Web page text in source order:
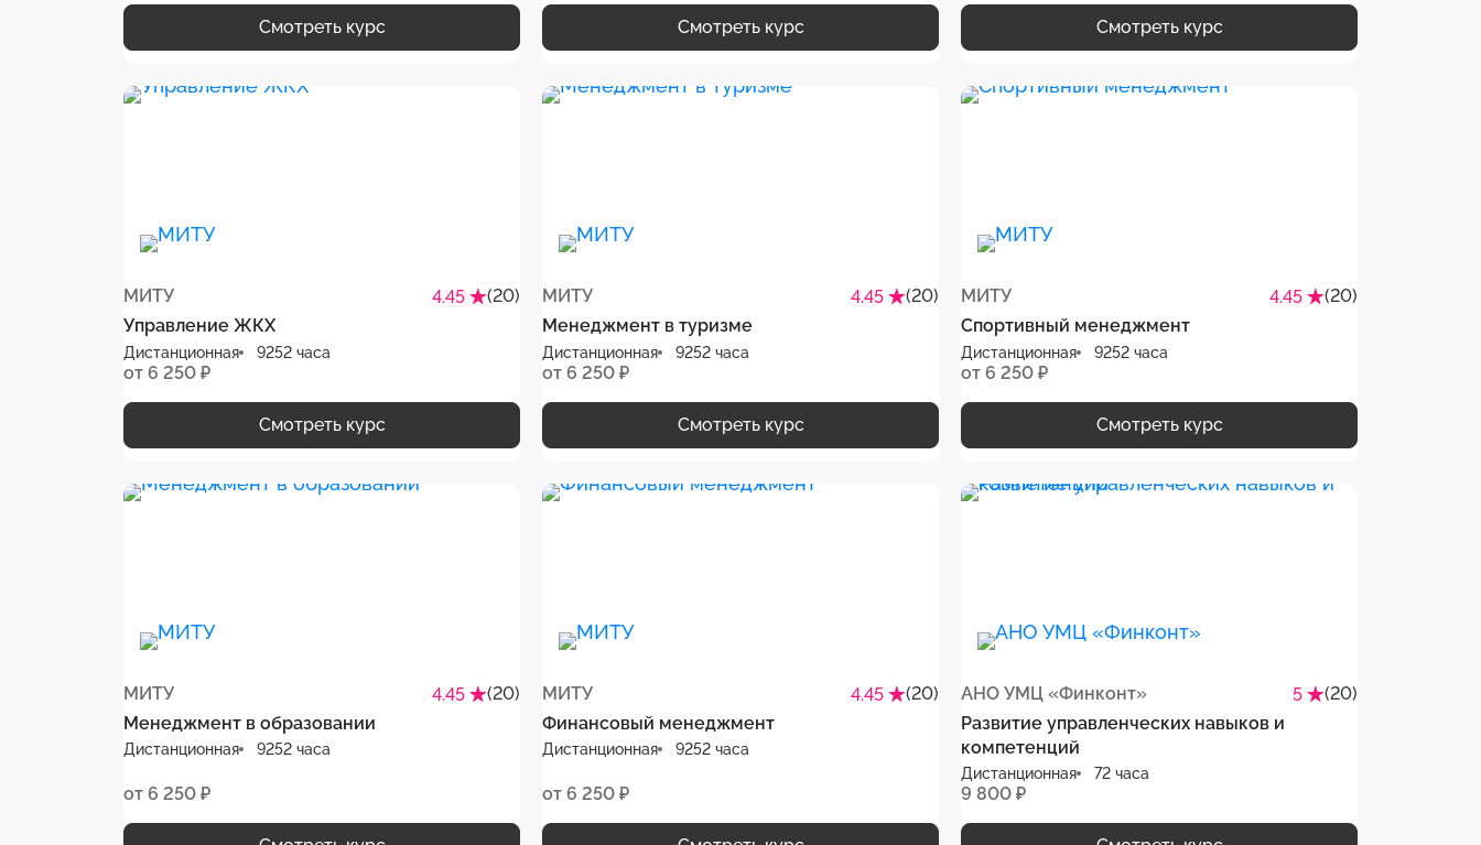
Смотреть курс Смотреть курс Смотреть курс
МИТУ 4.45
(20)
Управление ЖКХ
Дистанционная 9252 часа
от 6 250 ₽
Смотреть курс
МИТУ 4.45
(20)
Менеджмент в туризме
Дистанционная 9252 часа
от 6 250 ₽
Смотреть курс
МИТУ 4.45
(20)
Спортивный менеджмент
Дистанционная 9252 часа
от 6 250 ₽
Смотреть курс
МИТУ 4.45
(20)
Менеджмент в образовании
Дистанционная 9252 часа
от 6 250 ₽
МИТУ 4.45
(20)
Финансовый менеджмент
Дистанционная 9252 часа
от 6 250 ₽
АНО УМЦ «Финконт» 5
(20)
Развитие управленческих навыков и
компетенций
Дистанционная 72 часа
9 800 ₽